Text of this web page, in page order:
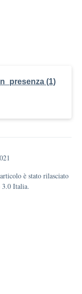
(1)
è stato rilasciato
3.0 Italia.